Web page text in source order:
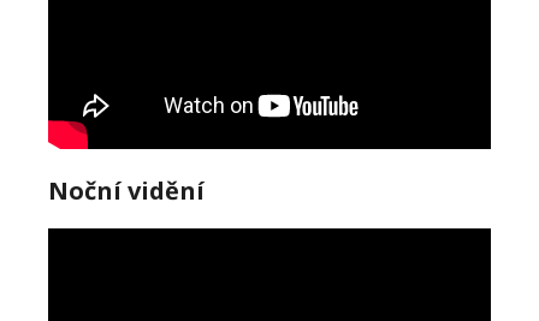
Noční vidění